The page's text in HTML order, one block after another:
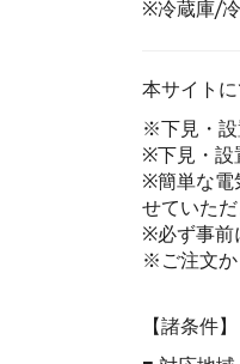
※冷蔵庫/冷
本サイト
※下見・設
※下見・設
※簡単な電
せていただ
※必ず事前
※ご注文か
【諸条件】